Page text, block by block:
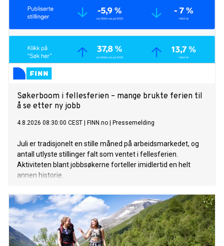
Søkerboom i fellesferien – mange brukte ferien til
å se etter ny jobb
4.8.2026 08:30:00 CEST FINN.no Pressemelding
Juli er tradisjonelt en stille måned på arbeidsmarkedet, og
antall utlyste stillinger falt som ventet i fellesferien.
Aktiviteten blant jobbsøkerne forteller imidlertid en helt
annen historie.